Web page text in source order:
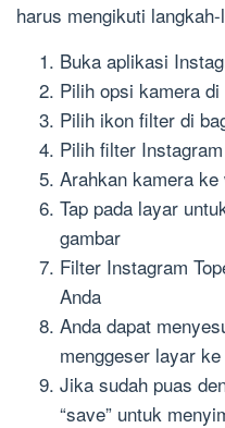
harus mengikuti
Buka aplikasi
Pilih opsi kamera
Pilih ikon filter di
Pilih filter
Arahkan kamera ke
Tap pada layar
gambar
Filter Instagram
Anda
Anda dapat
menggeser layar
Jika sudah puas
“save” untuk